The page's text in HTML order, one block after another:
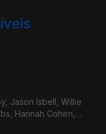
Jason Isbell, Willie
Hannah Cohen,